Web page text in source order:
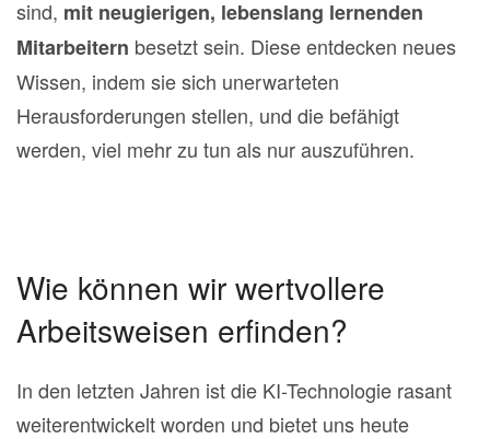
sind, mit neugierigen, lebenslang lernenden
Mitarbeitern besetzt sein. Diese entdecken neues
Wissen, indem sie sich unerwarteten
Herausforderungen stellen, und die befähigt
werden, viel mehr zu tun als nur auszuführen.
Wie können wir wertvollere
Arbeitsweisen erfinden?
In den letzten Jahren ist die KI-Technologie rasant
weiterentwickelt worden und bietet uns heute